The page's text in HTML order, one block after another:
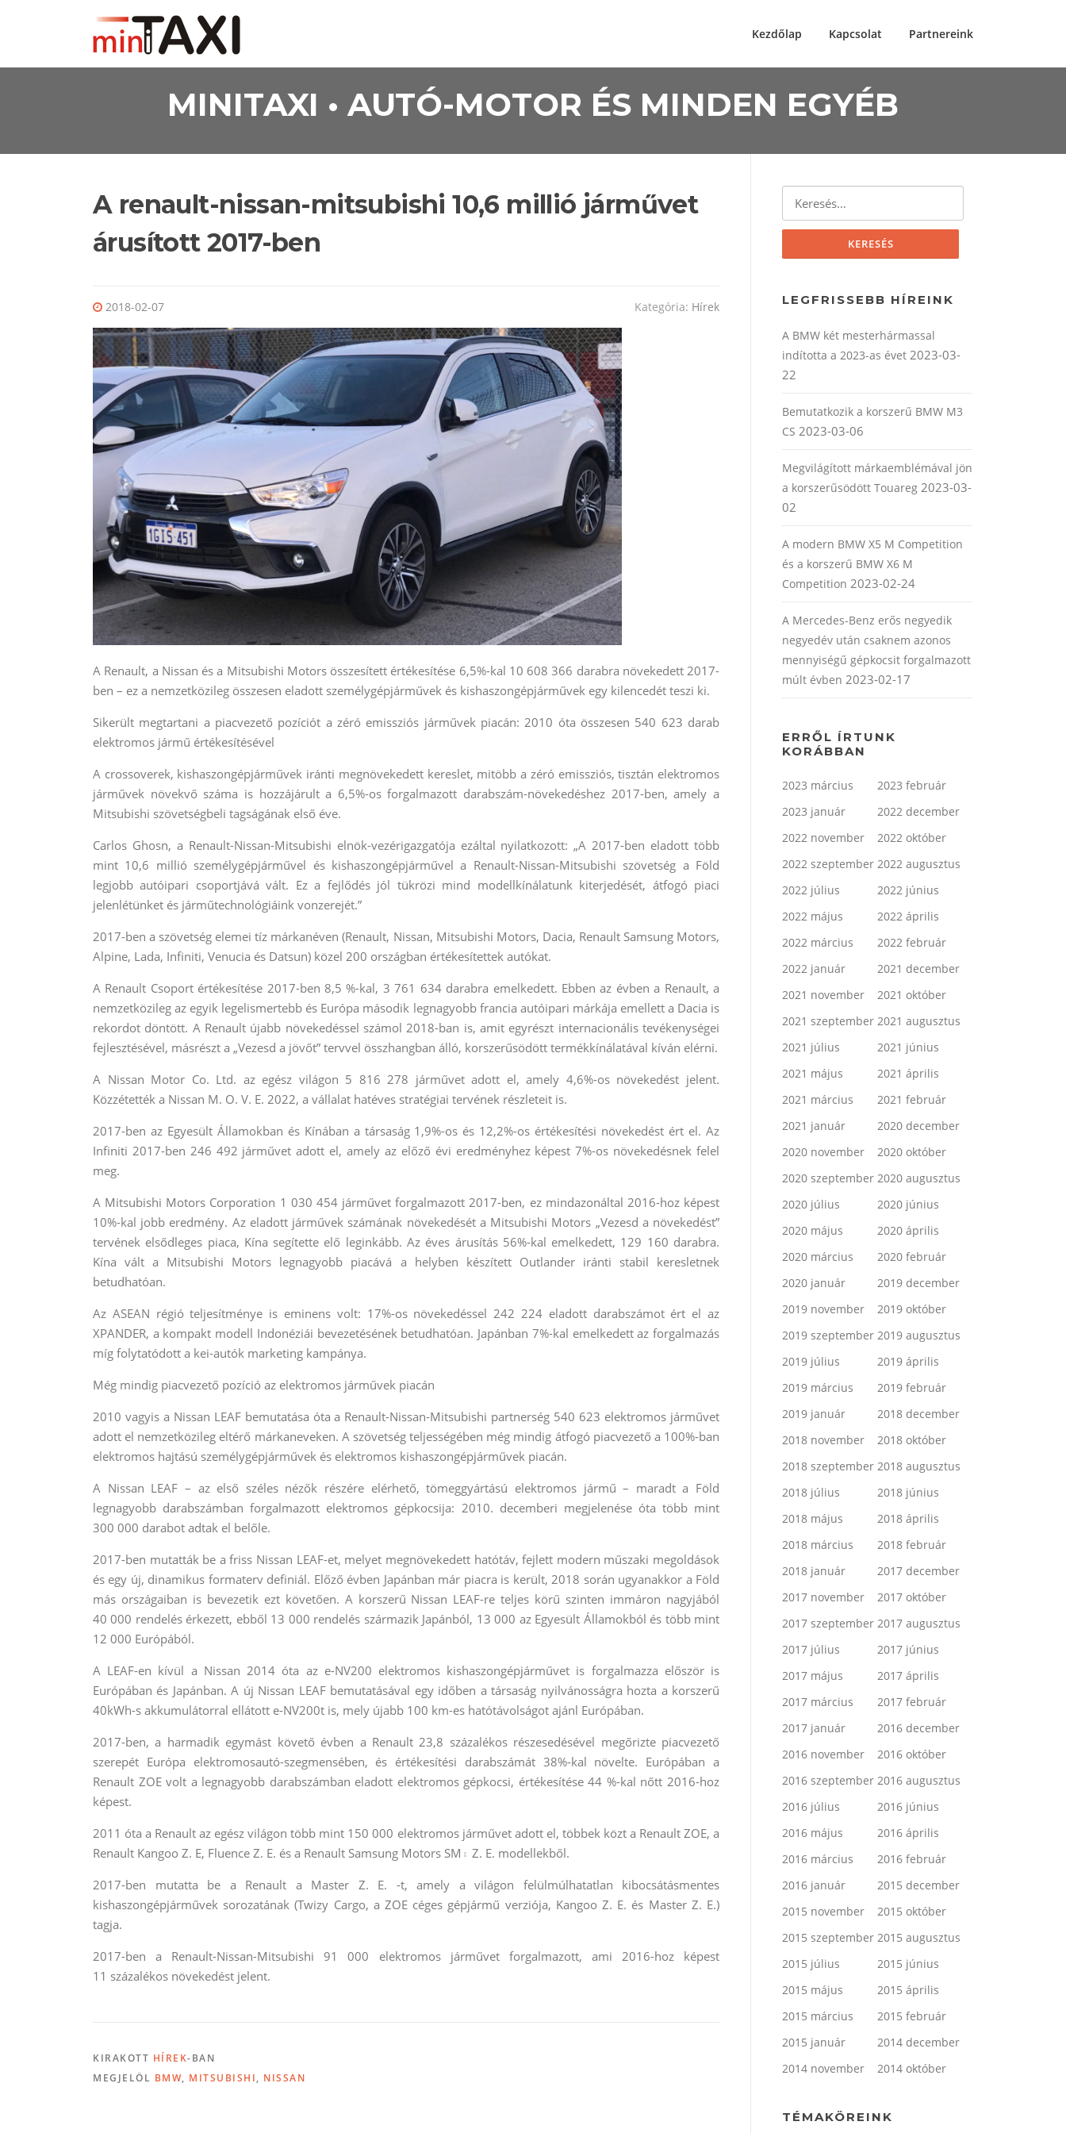
Kezdőlap Kapcsolat Partnereink
MINITAXI • AUTÓ-MOTOR ÉS MINDEN EGYÉB
A renault-nissan-mitsubishi 10,6 millió járművet
árusított 2017-ben
2018-02-07 Kategória: Hírek
A Renault, a Nissan és a Mitsubishi Motors összesített értékesítése 6,5%-kal 10 608 366 darabra növekedett 2017-
ben – ez a nemzetközileg összesen eladott személygépjárművek és kishaszongépjárművek egy kilencedét teszi ki.
Sikerült megtartani a piacvezető pozíciót a zéró emissziós járművek piacán: 2010 óta összesen 540 623 darab
elektromos jármű értékesítésével
A crossoverek, kishaszongépjárművek iránti megnövekedett kereslet, mitöbb a zéró emissziós, tisztán elektromos
járművek növekvő száma is hozzájárult a 6,5%-os forgalmazott darabszám-növekedéshez 2017-ben, amely a
Mitsubishi szövetségbeli tagságának első éve.
Carlos Ghosn, a Renault-Nissan-Mitsubishi elnök-vezérigazgatója ezáltal nyilatkozott: „A 2017-ben eladott több
mint 10,6 millió személygépjárművel és kishaszongépjárművel a Renault-Nissan-Mitsubishi szövetség a Föld
legjobb autóipari csoportjává vált. Ez a fejlődés jól tükrözi mind modellkínálatunk kiterjedését, átfogó piaci
jelenlétünket és járműtechnológiáink vonzerejét.”
2017-ben a szövetség elemei tíz márkanéven (Renault, Nissan, Mitsubishi Motors, Dacia, Renault Samsung Motors,
Alpine, Lada, Infiniti, Venucia és Datsun) közel 200 országban értékesítettek autókat.
A Renault Csoport értékesítése 2017-ben 8,5 %-kal, 3 761 634 darabra emelkedett. Ebben az évben a Renault, a
nemzetközileg az egyik legelismertebb és Európa második legnagyobb francia autóipari márkája emellett a Dacia is
rekordot döntött. A Renault újabb növekedéssel számol 2018-ban is, amit egyrészt internacionális tevékenységei
fejlesztésével, másrészt a „Vezesd a jövőt” tervvel összhangban álló, korszerűsödött termékkínálatával kíván elérni.
A Nissan Motor Co. Ltd. az egész világon 5 816 278 járművet adott el, amely 4,6%-os növekedést jelent.
Közzétették a Nissan M. O. V. E. 2022, a vállalat hatéves stratégiai tervének részleteit is.
2017-ben az Egyesült Államokban és Kínában a társaság 1,9%-os és 12,2%-os értékesítési növekedést ért el. Az
Infiniti 2017-ben 246 492 járművet adott el, amely az előző évi eredményhez képest 7%-os növekedésnek felel
meg.
A Mitsubishi Motors Corporation 1 030 454 járművet forgalmazott 2017-ben, ez mindazonáltal 2016-hoz képest
10%-kal jobb eredmény. Az eladott járművek számának növekedését a Mitsubishi Motors „Vezesd a növekedést”
tervének elsődleges piaca, Kína segítette elő leginkább. Az éves árusítás 56%-kal emelkedett, 129 160 darabra.
Kína vált a Mitsubishi Motors legnagyobb piacává a helyben készített Outlander iránti stabil keresletnek
betudhatóan.
Az ASEAN régió teljesítménye is eminens volt: 17%-os növekedéssel 242 224 eladott darabszámot ért el az
XPANDER, a kompakt modell Indonéziái bevezetésének betudhatóan. Japánban 7%-kal emelkedett az forgalmazás
míg folytatódott a kei-autók marketing kampánya.
Még mindig piacvezető pozíció az elektromos járművek piacán
2010 vagyis a Nissan LEAF bemutatása óta a Renault-Nissan-Mitsubishi partnerség 540 623 elektromos járművet
adott el nemzetközileg eltérő márkaneveken. A szövetség teljességében még mindig átfogó piacvezető a 100%-ban
elektromos hajtású személygépjárművek és elektromos kishaszongépjárművek piacán.
A Nissan LEAF – az első széles nézők részére elérhető, tömeggyártású elektromos jármű – maradt a Föld
legnagyobb darabszámban forgalmazott elektromos gépkocsija: 2010. decemberi megjelenése óta több mint
300 000 darabot adtak el belőle.
2017-ben mutatták be a friss Nissan LEAF-et, melyet megnövekedett hatótáv, fejlett modern műszaki megoldások
és egy új, dinamikus formaterv definiál. Előző évben Japánban már piacra is került, 2018 során ugyanakkor a Föld
más országaiban is bevezetik ezt követően. A korszerű Nissan LEAF-re teljes körű szinten immáron nagyjából
40 000 rendelés érkezett, ebből 13 000 rendelés származik Japánból, 13 000 az Egyesült Államokból és több mint
12 000 Európából.
A LEAF-en kívül a Nissan 2014 óta az e-NV200 elektromos kishaszongépjárművet is forgalmazza először is
Európában és Japánban. A új Nissan LEAF bemutatásával egy időben a társaság nyilvánosságra hozta a korszerű
40kWh-s akkumulátorral ellátott e-NV200t is, mely újabb 100 km-es hatótávolságot ajánl Európában.
2017-ben, a harmadik egymást követő évben a Renault 23,8 százalékos részesedésével megőrizte piacvezető
szerepét Európa elektromosautó-szegmensében, és értékesítési darabszámát 38%-kal növelte. Európában a
Renault ZOE volt a legnagyobb darabszámban eladott elektromos gépkocsi, értékesítése 44 %-kal nőtt 2016-hoz
képest.
2011 óta a Renault az egész világon több mint 150 000 elektromos járművet adott el, többek közt a Renault ZOE, a
Renault Kangoo Z. E, Fluence Z. E. és a Renault Samsung Motors SM۽ Z. E. modellekből.
2017-ben mutatta be a Renault a Master Z. E. -t, amely a világon felülmúlhatatlan kibocsátásmentes
kishaszongépjárművek sorozatának (Twizy Cargo, a ZOE céges gépjármű verziója, Kangoo Z. E. és Master Z. E.)
tagja.
2017-ben a Renault-Nissan-Mitsubishi 91 000 elektromos járművet forgalmazott, ami 2016-hoz képest
11 százalékos növekedést jelent.
KIRAKOTT HÍREK-BAN
MEGJELÖL BMW, MITSUBISHI, NISSAN
LEGFRISSEBB HÍREINK
A BMW két mesterhármassal
indította a 2023-as évet 2023-03-
22
Bemutatkozik a korszerű BMW M3
CS 2023-03-06
Megvilágított márkaemblémával jön
a korszerűsödött Touareg 2023-03-
02
A modern BMW X5 M Competition
és a korszerű BMW X6 M
Competition 2023-02-24
A Mercedes-Benz erős negyedik
negyedév után csaknem azonos
mennyiségű gépkocsit forgalmazott
múlt évben 2023-02-17
ERRŐL ÍRTUNK
KORÁBBAN
2023 március
2023 február
2023 január
2022 december
2022 november
2022 október
2022 szeptember 2022 augusztus
2022 július
2022 június
2022 május
2022 április
2022 március
2022 február
2022 január
2021 december
2021 november
2021 október
2021 szeptember 2021 augusztus
2021 július
2021 június
2021 május
2021 április
2021 március
2021 február
2021 január
2020 december
2020 november
2020 október
2020 szeptember 2020 augusztus
2020 július
2020 június
2020 május
2020 április
2020 március
2020 február
2020 január
2019 december
2019 november
2019 október
2019 szeptember 2019 augusztus
2019 július
2019 április
2019 március
2019 február
2019 január
2018 december
2018 november
2018 október
2018 szeptember 2018 augusztus
2018 július
2018 június
2018 május
2018 április
2018 március
2018 február
2018 január
2017 december
2017 november
2017 október
2017 szeptember 2017 augusztus
2017 július
2017 június
2017 május
2017 április
2017 március
2017 február
2017 január
2016 december
2016 november
2016 október
2016 szeptember 2016 augusztus
2016 július
2016 június
2016 május
2016 április
2016 március
2016 február
2016 január
2015 december
2015 november
2015 október
2015 szeptember 2015 augusztus
2015 július
2015 június
2015 május
2015 április
2015 március
2015 február
2015 január
2014 december
2014 november
2014 október
TÉMAKÖREINK